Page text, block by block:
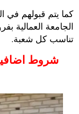
كما يتم قبولهم في
الجامعة العمالية
تناسب كل شعبة‮.‬
شروط